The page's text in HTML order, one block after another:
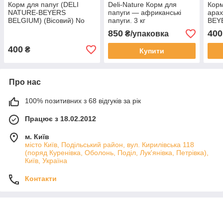
Корм для папуг (DELI
NATURE-BEYERS
BELGIUM) (Вісовий) No
400 ₴
Deli-Nature Корм для
папуги — африканські
папуги. 3 кг
850₴/упаковка
Купити
400
Про нас
100% позитивних з 68 відгуків за рік
Працює з 18.02.2012
м. Київ
місто Київ, Подільський район, вул. Кирилівська 118
(поряд Куренівка, Оболонь, Поділ, Лук'янівка, Петрівка),
Київ, Україна
Контакти